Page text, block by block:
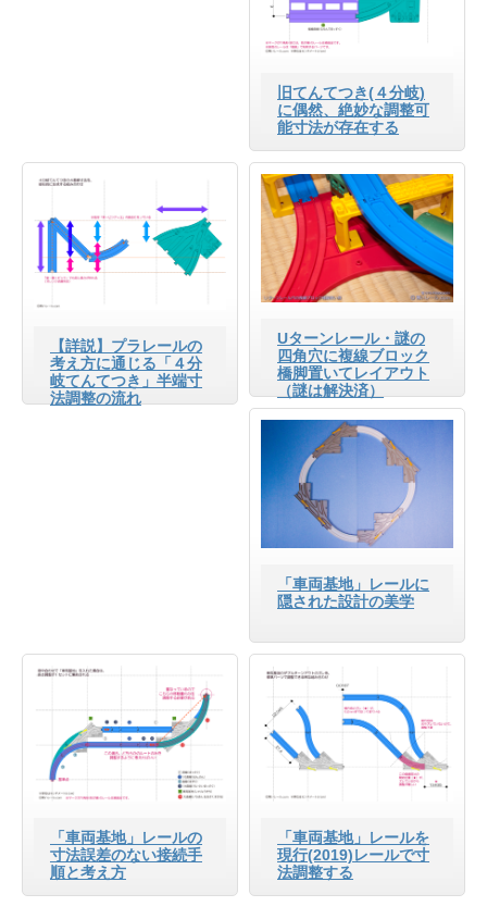
旧てんてつき(４分岐)
に偶然、絶妙な調整可
能寸法が存在する
【詳説】プラレールの
考え方に通じる「４分
岐てんてつき」半端寸
法調整の流れ
Uターンレール・謎の
四角穴に複線ブロック
橋脚置いてレイアウト
（謎は解決済）
「車両基地」レールに
隠された設計の美学
「車両基地」レールの
寸法誤差のない接続手
順と考え方
「車両基地」レールを
現行(2019)レールで寸
法調整する